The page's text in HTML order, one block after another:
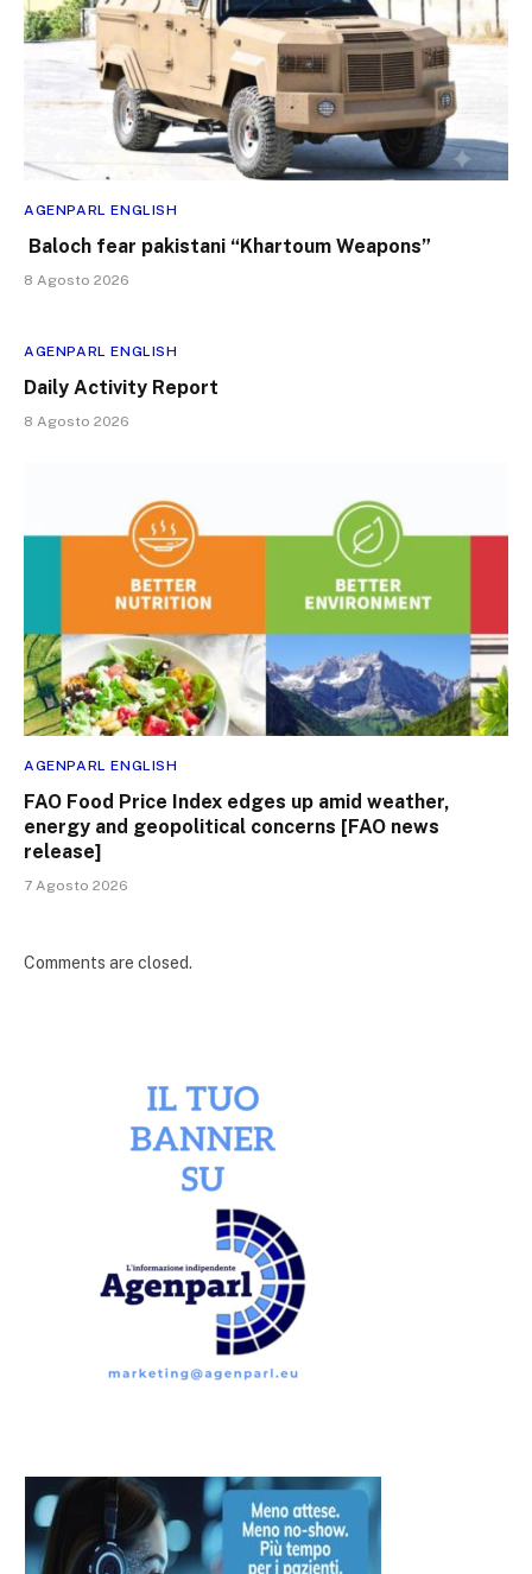
AGENPARL ENGLISH
Baloch fear pakistani “Khartoum Weapons”
8 Agosto 2026
AGENPARL ENGLISH
Daily Activity Report
8 Agosto 2026
AGENPARL ENGLISH
FAO Food Price Index edges up amid weather,
energy and geopolitical concerns [FAO news
release]
7 Agosto 2026
Comments are closed.